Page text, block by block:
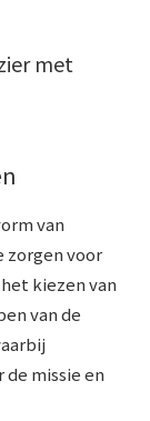
met
van
zorgen voor
kiezen van
van de
missie en